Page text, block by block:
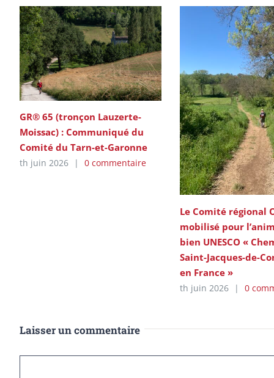
GR® 65 (tronçon Lauzerte-
Moissac) : Communiqué du
Comité du Tarn-et-Garonne
th juin 2026 | 0 commentaire
Le Comité régional
mobilisé pour
bien UNESCO «
Saint-Jacques-de-
en France »
th juin 2026 | 0
Laisser un commentaire